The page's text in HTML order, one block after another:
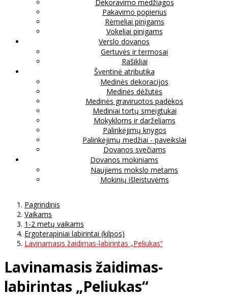
Dekoravimo medžiagos
Pakavimo popierius
Rėmeliai pinigams
Vokeliai pinigams
Verslo dovanos
Gertuvės ir termosai
Rašikliai
Šventinė atributika
Medinės dekoracijos
Medinės dėžutės
Medinės graviruotos padėkos
Mediniai tortų smeigtukai
Mokykloms ir darželiams
Palinkėjimų knygos
Palinkėjimų medžiai - paveikslai
Dovanos svečiams
Dovanos mokiniams
Naujiems mokslo metams
Mokinių išleistuvėms
Pagrindinis
Vaikams
1-2 metų vaikams
Ergoterapiniai labirintai (kilpos)
Lavinamasis žaidimas-labirintas „Peliukas“
Lavinamasis žaidimas-
labirintas „Peliukas“